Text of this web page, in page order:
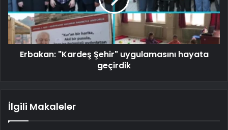
Erbakan: "Kardeş Şehir" uygulamasını hayata
geçirdik
İlgili Makaleler